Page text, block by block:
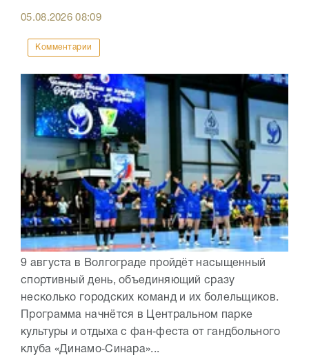
05.08.202608:09
Комментарии
9 августа в Волгограде пройдёт насыщенный
спортивный день, объединяющий сразу
несколько городских команд и их болельщиков.
Программа начнётся в Центральном парке
культуры и отдыха с фан‑феста от гандбольного
клуба «Динамо‑Синара»...